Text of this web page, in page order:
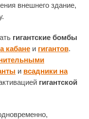
внешнего здание,
гигантские бомбы
кабане и гигантов.
и всадники на
гигантской